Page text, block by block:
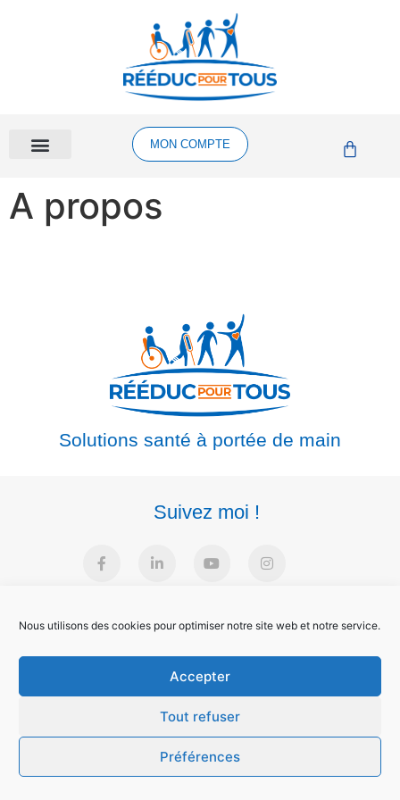
Nous utilisons des cookies pour optimiser notre site web et notre service.
Accepter
Tout refuser
Préférences
MON COMPTE
A propos
Solutions santé à portée de main
Suivez moi !
2022 – REEDUC POUR TOUS